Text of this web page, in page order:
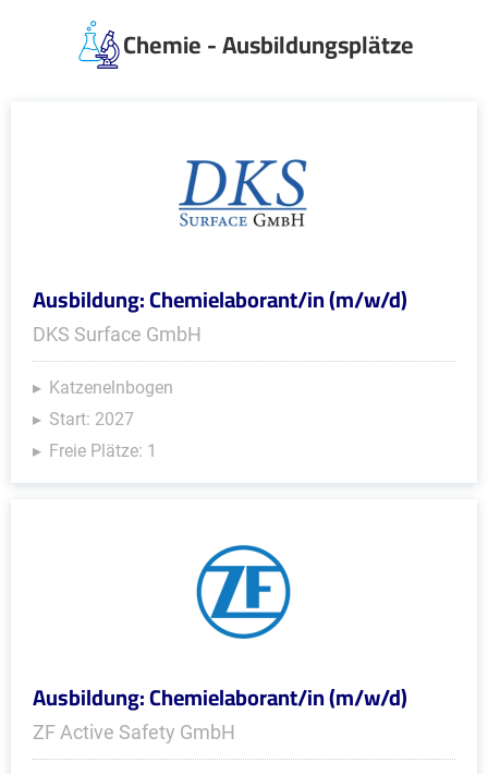
Chemie - Ausbildungsplätze
Ausbildung: Chemielaborant/in (m/w/d)
DKS Surface GmbH
Katzenelnbogen
Start: 2027
Freie Plätze: 1
Ausbildung: Chemielaborant/in (m/w/d)
ZF Active Safety GmbH